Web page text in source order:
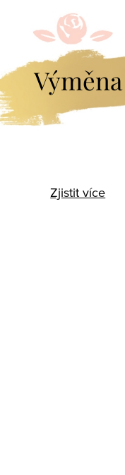
Výměna
Zjistit více